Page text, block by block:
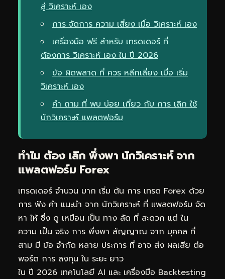
สู่ วิเคราะห์ เอง
การ จัดการ ความ เสี่ยง เมื่อ วิเคราะห์ เอง
เครื่องมือ ฟรี สำหรับ เทรดเดอร์ ที่
ต้องการ วิเคราะห์ เอง ใน ปี 2026
ข้อ ผิดพลาด ที่ ควร หลีกเลี่ยง เมื่อ เริ่ม
วิเคราะห์ เอง
คำ ถาม ที่ พบ บ่อย เกี่ยว กับ การ เลิก ใช้
นักวิเคราะห์ แพลตฟอร์ม
ทำไม ต้อง เลิก พึ่งพา นักวิเคราะห์ จาก
แพลตฟอร์ม Forex
เทรดเดอร์ จำนวน มาก เริ่ม ต้น การ เทรด Forex ด้วย
การ ฟัง คำ แนะนำ จาก นักวิเคราะห์ ที่ แพลตฟอร์ม จัด
หา ให้ ซึ่ง ดู เหมือน เป็น ทาง ลัด ที่ สะดวก แต่ ใน
ความ เป็น จริง การ พึ่งพา สัญญาณ จาก บุคคล ที่
สาม มี ข้อ จำกัด หลาย ประการ ที่ อาจ ส่ง ผลเสีย ต่อ
พอร์ต การ ลงทุน ใน ระยะ ยาว
ใน ปี 2026 เทคโนโลยี AI และ เครื่องมือ Backtesting